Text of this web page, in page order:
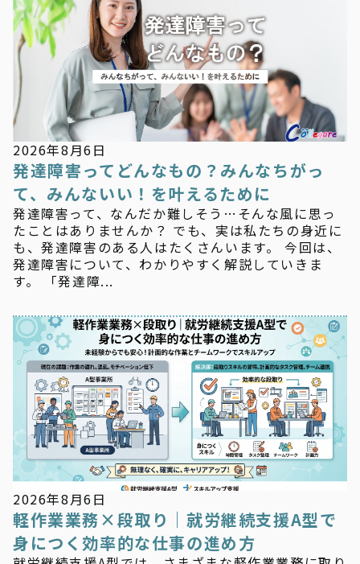
新着情報
2026年8月6日
発達障害ってどんなもの？みんなちがっ
て、みんないい！を叶えるために
発達障害って、なんだか難しそう…そんな風に思っ
たことはありませんか？ でも、実は私たちの身近に
も、発達障害のある人はたくさんいます。 今回は、
発達障害について、わかりやすく解説していきま
す。 「発達障...
新着情報
2026年8月6日
軽作業業務×段取り｜就労継続支援A型で
身につく効率的な仕事の進め方